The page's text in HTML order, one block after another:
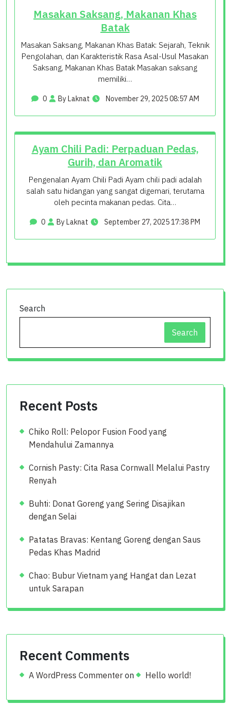
Masakan Saksang, Makanan Khas
Batak
Masakan Saksang, Makanan Khas Batak: Sejarah, Teknik
Pengolahan, dan Karakteristik Rasa Asal-Usul Masakan
Saksang, Makanan Khas Batak Masakan saksang
memiliki…
0 By Laknat November 29, 2025 08:57 AM
Ayam Chili Padi: Perpaduan Pedas,
Gurih, dan Aromatik
Pengenalan Ayam Chili Padi Ayam chili padi adalah
salah satu hidangan yang sangat digemari, terutama
oleh pecinta makanan pedas. Cita…
0 By Laknat September 27, 2025 17:38 PM
Search
Search
Recent Posts
Chiko Roll: Pelopor Fusion Food yang
Mendahului Zamannya
Cornish Pasty: Cita Rasa Cornwall Melalui Pastry
Renyah
Buhti: Donat Goreng yang Sering Disajikan
dengan Selai
Patatas Bravas: Kentang Goreng dengan Saus
Pedas Khas Madrid
Chao: Bubur Vietnam yang Hangat dan Lezat
untuk Sarapan
Recent Comments
A WordPress Commenter on Hello world!